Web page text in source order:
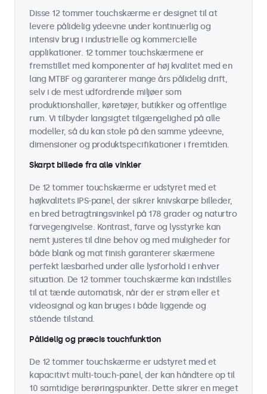
Disse 12 tommer touchskærme er designet til at
levere pålidelig ydeevne under kontinuerlig og
intensiv brug i industrielle og kommercielle
applikationer. 12 tommer touchskærmene er
fremstillet med komponenter af høj kvalitet med en
lang MTBF og garanterer mange års pålidelig drift,
selv i de mest udfordrende miljøer som
produktionshaller, køretøjer, butikker og offentlige
rum. Vi tilbyder langsigtet tilgængelighed på alle
modeller, så du kan stole på den samme ydeevne,
dimensioner og produktspecifikationer i fremtiden.
Skarpt billede fra alle vinkler
De 12 tommer touchskærme er udstyret med et
højkvalitets IPS-panel, der sikrer knivskarpe billeder,
en bred betragtningsvinkel på 178 grader og naturtro
farvegengivelse. Kontrast, farve og lysstyrke kan
nemt justeres til dine behov og med muligheder for
både blank og mat finish garanterer skærmene
perfekt læsbarhed under alle lysforhold i enhver
situation. De 12 tommer touchskærme kan indstilles
til at tænde automatisk, når der er strøm eller et
videosignal og kan bruges i både liggende og
stående tilstand.
Pålidelig og præcis touchfunktion
De 12 tommer touchskærme er udstyret med et
kapacitivt multi-touch-panel, der kan håndtere op til
10 samtidige berøringspunkter. Dette sikrer en meget